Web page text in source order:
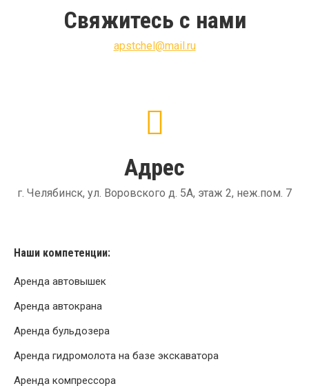
Свяжитесь с нами
apstchel@mail.ru
Адрес
г. Челябинск, ул. Воровского д. 5А, этаж 2, неж.пом. 7
Наши компетенции:
Аренда автовышек
Аренда автокрана
Аренда бульдозера
Аренда гидромолота на базе экскаватора
Аренда компрессора